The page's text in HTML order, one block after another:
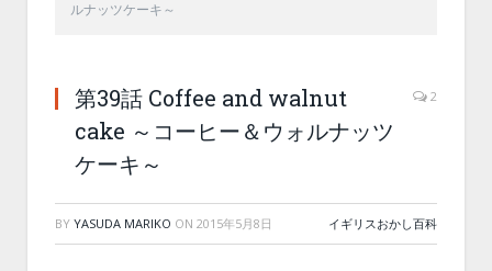
ルナッツケーキ～
第39話 Coffee and walnut
cake ～コーヒー＆ウォルナッツ
ケーキ～
2
BY YASUDA MARIKO ON 2015年5月8日 イギリスおかし百科